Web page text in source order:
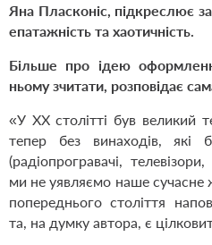
Яна Пласконіс, підкреслює
епатажність та хаотичність.
Більше про ідею
ньому зчитати, розповідає
«У ХХ столітті був великий
тепер без винаходів, які
(радіопрогравачі,
ми не уявляємо наше сучасне
попереднього століття
та, на думку автора, є